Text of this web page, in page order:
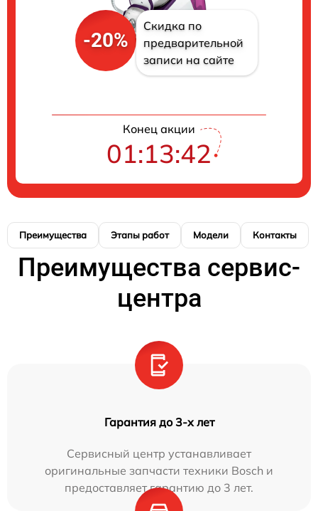
-20%
Скидка по
предварительной
записи на сайте
Конец акции
01:13:42
Преимущества Этапы работ Модели Контакты
Преимущества сервис-
центра
Гарантия до 3-х лет
Сервисный центр устанавливает
оригинальные запчасти техники Bosch и
предоставляет гарантию до 3 лет.